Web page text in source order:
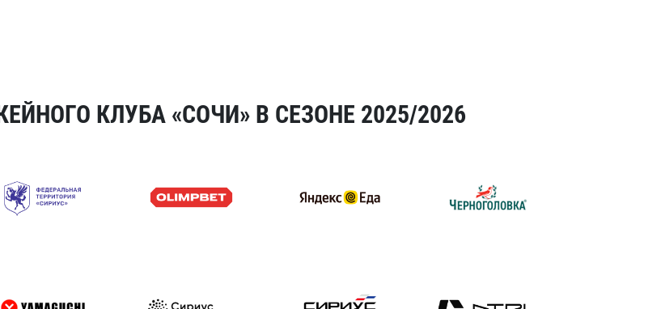
КЛУБА «СОЧИ» В СЕЗОНЕ 2025/2026